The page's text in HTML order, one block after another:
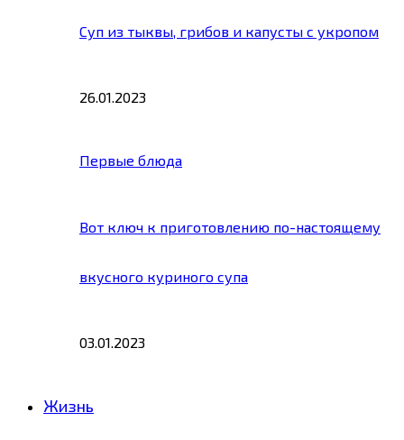
Суп из тыквы, грибов и капусты с укропом
26.01.2023
Первые блюда
Вот ключ к приготовлению по-настоящему
вкусного куриного супа
03.01.2023
Жизнь